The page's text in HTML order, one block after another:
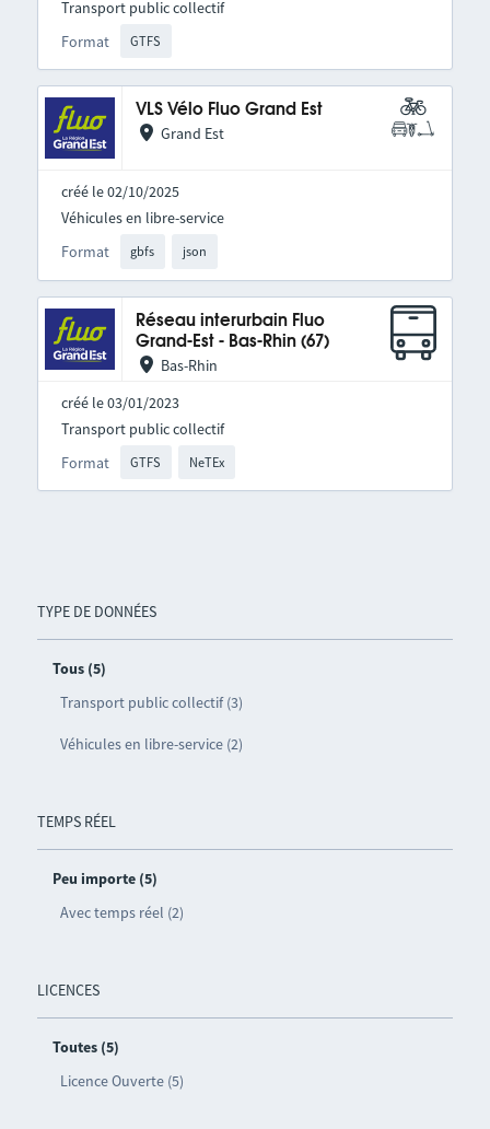
TYPE DE DONNÉES
Tous (5)
Transport public collectif (3)
Véhicules en libre-service (2)
TEMPS RÉEL
Peu importe (5)
Avec temps réel (2)
LICENCES
Toutes (5)
Licence Ouverte (5)
Format GTFS
Transport public collectif
VLS Vélo Fluo Grand Est
Grand Est
créé le 02/10/2025
Format gbfs json
Véhicules en libre-service
Réseau interurbain Fluo
Grand-Est - Bas-Rhin (67)
Bas-Rhin
créé le 03/01/2023
Format GTFS NeTEx
Transport public collectif